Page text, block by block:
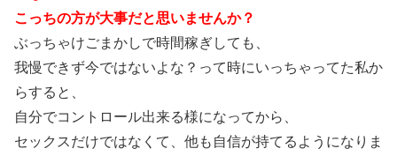
こっちの方が大事だと思いませんか？
ぶっちゃけごまかしで時間稼ぎしても、
我慢できず今ではないよな？って時にいっちゃってた私か
らすると、
自分でコントロール出来る様になってから、
セックスだけではなくて、他も自信が持てるようになりま